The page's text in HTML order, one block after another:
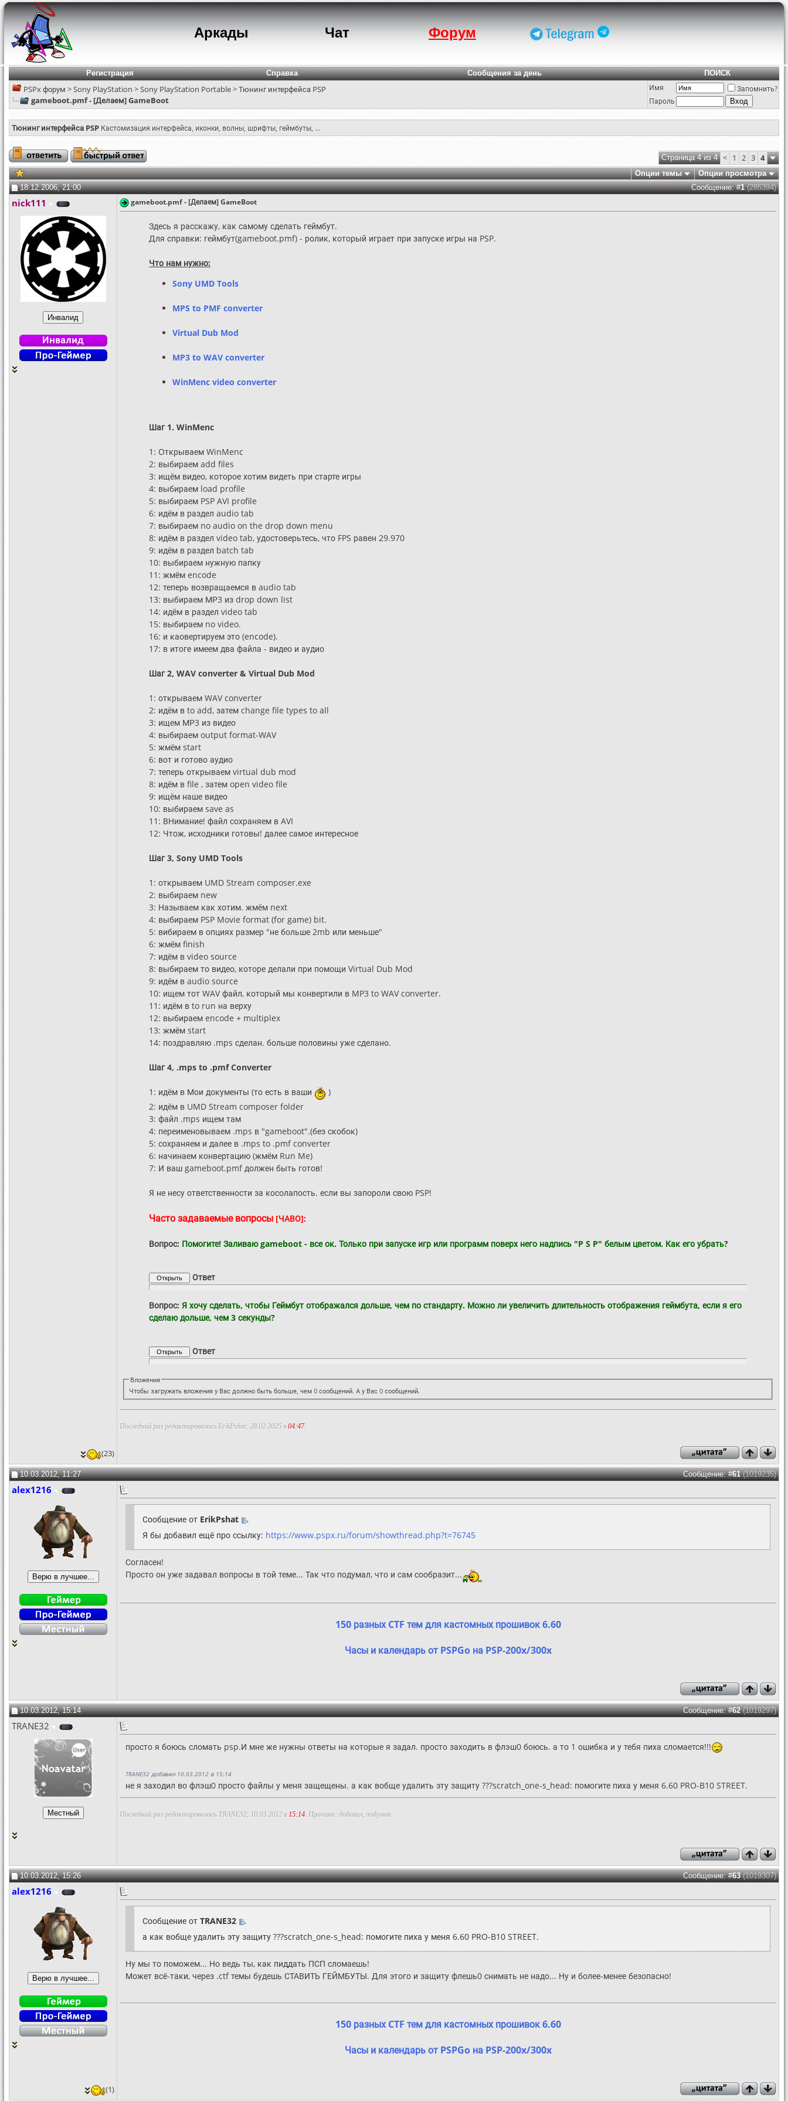
Аркады Чат Форум
Регистрация Справка Сообщения за день ПОИСК
PSPx форум >Sony PlayStation >Sony PlayStation Portable>Тюнинг интерфейса PSP
gameboot.pmf - [Делаем] GameBoot
Имя
Запомнить?
Пароль
Тюнинг интерфейса PSP Кастомизация интерфейса, иконки, волны, шрифты, геймбуты, ...
Страница 4 из 4 < 1 2 3 4
Опции темы
Опции просмотра
18.12.2006, 21:00
Сообщение: #1(285394)
nick111 gameboot.pmf - [Делаем] GameBoot
Здесь я расскажу, как самому сделать геймбут.
Для справки: геймбут(gameboot.pmf) - ролик, который играет при запуске игры на PSP.
Что нам нужно:
Sony UMD Tools
MPS to PMF converter
Virtual Dub Mod
MP3 to WAV converter
WinMenc video converter
Шаг 1. WinMenc
1: Oткрываем WinMenc
2: выбираем add files
3: ищём видео, которое хотим видеть при старте игры
4: выбираем load profile
5: выбираем PSP AVI profile
6: идём в раздел audio tab
7: выбираем no audio on the drop down menu
8: идём в раздел video tab, удостоверьтесь, что FPS равен 29.970
9: идём в раздел batch tab
10: выбираем нужную папку
11: жмём encode
12: теперь возвращаемся в audio tab
13: выбираем МР3 из drop down list
14: идём в раздел video tab
15: выбираем no video.
16: и каовертируем это (encode).
17: в итоге имеем два файла - видео и аудио
Шаг 2, WAV converter & Virtual Dub Mod
1: открываем WAV converter
2: идём в to add, затем change file types to all
3: ищем МР3 из видео
4: выбираем output format-WAV
5: жмём start
6: вот и готово аудио
7: теперь открываем virtual dub mod
8: идём в file , затем open video file
9: ищём наше видео
10: выбираем save as
11: ВНимание! файл сохраняем в AVI
12: Чтож, исходники готовы! далее самое интересное
Шаг 3, Sony UMD Tools
1: открываем UMD Stream composer.exe
2: выбираем new
3: Называем как хотим. жмём next
4: выбираем PSP Movie format (for game) bit.
5: вибираем в опциях размер "не больше 2mb или меньше"
6: жмём finish
7: идём в video source
8: выбираем то видео, которе делали при помощи Virtual Dub Mod
9: идём в audio source
10: ищем тот WAV файл, который мы конвертили в MP3 to WAV converter.
11: идём в to run на верху
12: выбираем encode + multiplex
13: жмём start
14: поздравляю .mps сделан. больше половины уже сделано.
Шаг 4, .mps to .pmf Converter
1: идём в Мои документы (то есть в ваши
)
2: идём в UMD Stream composer folder
3: файл .mps ищем там
4: переименовываем .mps в "gameboot".(без скобок)
5: сохраняем и далее в .mps to .pmf converter
6: начинаем конвертацию (жмём Run Me)
7: И ваш gameboot.pmf должен быть готов!
Я не несу ответственности за косолапость. если вы запороли свою PSP!
Часто задаваемые вопросы [ЧАВО]:
Вопрос: Помогите! Заливаю gameboot - все ок. Только при запуске игр или программ поверх него надпись "P S P" белым цветом. Как его убрать?
Ответ
Вопрос: Я хочу сделать, чтобы Геймбут отображался дольше, чем по стандарту. Можно ли увеличить длительность отображения геймбута, если я его
сделаю дольше, чем 3 секунды?
Ответ
Вложения
Чтобы загружать вложения у Вас должно быть больше, чем 0 сообщений. А у Вас 0 сообщений.
Последний раз редактировалось ErikPshat; 28.02.2025 в 04:47.
(23)
10.03.2012, 11:27 Сообщение: #61(1019235)
alex1216
Сообщение от ErikPshat
Я бы добавил ещё про ссылку: https://www.pspx.ru/forum/showthread.php?t=76745
Согласен!
Просто он уже задавал вопросы в той теме... Так что подумал, что и сам сообразит...
150 разных CTF тем для кастомных прошивок 6.60
Часы и календарь от PSPGo на PSP-200x/300x
10.03.2012, 15:14 Сообщение: #62(1019297)
TRANE32
просто я боюсь сломать psp.И мне же нужны ответы на которые я задал. просто заходить в флэш0 боюсь. а то 1 ошибка и у тебя пиха сломается!!!
TRANE32 добавил 10.03.2012 в 15:14
не я заходил во флэш0 просто файлы у меня защещены. а как вобще удалить эту защиту ???scratch_one-s_head: помогите пиха у меня 6.60 PRO-B10 STREET.
Последний раз редактировалось TRANE32; 10.03.2012 в 15:14 . Причина: добавил, подумав
10.03.2012, 15:26 Сообщение: #63(1019307)
alex1216
Сообщение от TRANE32
а как вобще удалить эту защиту ???scratch_one-s_head: помогите пиха у меня 6.60 PRO-B10 STREET.
Ну мы то поможем... Но ведь ты, как пиддать ПСП сломаешь!
Может всё-таки, через .ctf темы будешь СТАВИТЬ ГЕЙМБУТЫ. Для этого и защиту флешь0 снимать не надо... Ну и более-менее безопасно!
150 разных CTF тем для кастомных прошивок 6.60
Часы и календарь от PSPGo на PSP-200x/300x
(1)